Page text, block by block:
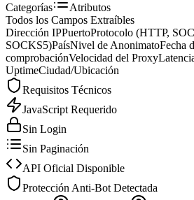
Categorías
Atributos
Todos los Campos Extraíbles
Dirección IPPuertoProtocolo (HTTP,
SOCKS5)PaísNivel de AnonimatoFecha
comprobaciónVelocidad del Proxy
UptimeCiudad/Ubicación
Requisitos Técnicos
JavaScript Requerido
Sin Login
Sin Paginación
API Oficial Disponible
Protección Anti-Bot Detectada